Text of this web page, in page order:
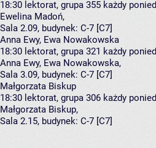
18:30 lektorat, grupa 355 każdy
Ewelina Madoń,
Sala 2.09, budynek: C-7 [C7]
Anna Ewy, Ewa Nowakowska
18:30 lektorat, grupa 321 każdy
Anna Ewy, Ewa Nowakowska,
Sala 3.09, budynek: C-7 [C7]
Małgorzata Biskup
18:30 lektorat, grupa 306 każdy
Małgorzata Biskup,
Sala 2.15, budynek: C-7 [C7]